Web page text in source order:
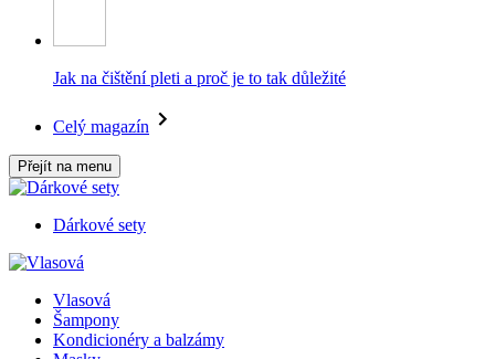
Jak na čištění pleti a proč je to tak důležité
Celý magazín
Přejít na menu
Dárkové sety
Vlasová
Šampony
Kondicionéry a balzámy